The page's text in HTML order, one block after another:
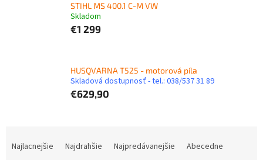
STIHL MS 400.1 C-M VW
Skladom
€1 299
HUSQVARNA T525 - motorová píla
Skladová dostupnosť - tel.: 038/537 31 89
€629,90
Najlacnejšie Najdrahšie Najpredávanejšie Abecedne